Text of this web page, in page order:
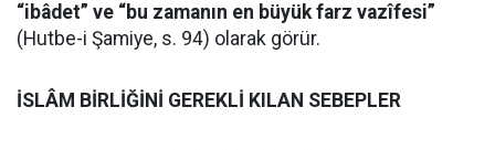
“ibâdet” ve “bu zamanın en büyük farz vazîfesi”
(Hutbe-i Şamiye, s. 94) olarak görür.
İSLÂM BİRLİĞİNİ GEREKLİ KILAN SEBEPLER